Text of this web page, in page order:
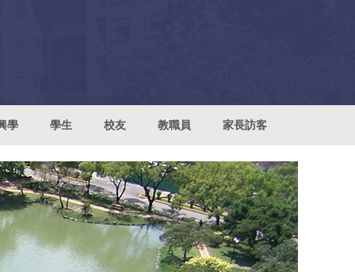
學 學生 校友 教職員 家長訪客